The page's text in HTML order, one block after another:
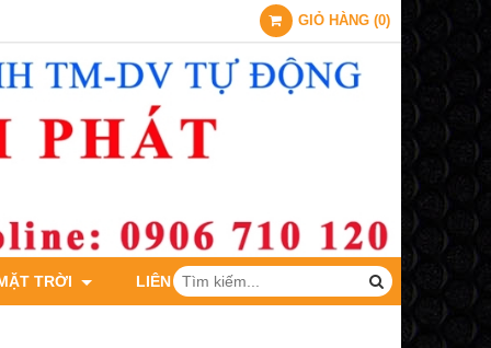
GIỎ HÀNG (0)
TRỜI LIÊN HỆ